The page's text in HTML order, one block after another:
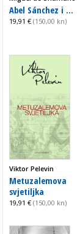
Abel Sánchez i ...
19,91 € (150,00 kn)
Viktor Pelevin
Metuzalemova
svjetiljka
19,91 € (150,00 kn)